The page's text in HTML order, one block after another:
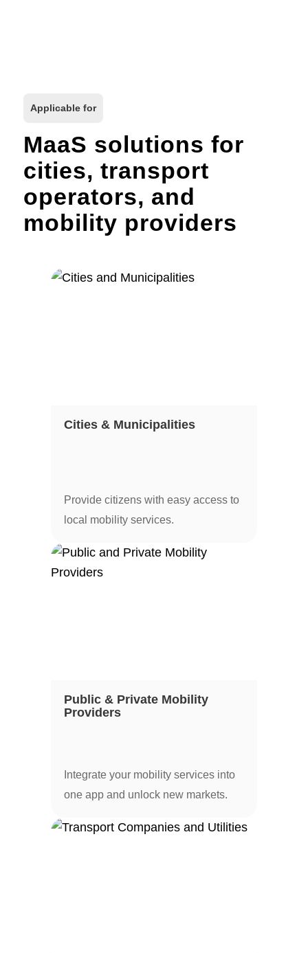
Applicable for
MaaS solutions for
cities, transport
operators, and
mobility providers
Cities & Municipalities
Provide citizens with easy access to
local mobility services.
Public & Private Mobility
Providers
Integrate your mobility services into
one app and unlock new markets.